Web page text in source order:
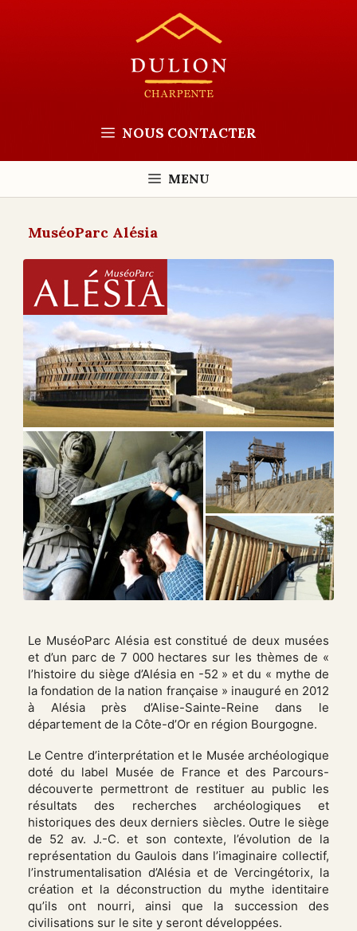
NOUS CONTACTER
MENU
MuséoParc Alésia
Le MuséoParc Alésia est constitué de deux musées
et d’un parc de 7 000 hectares sur les thèmes de «
l’histoire du siège d’Alésia en -52 » et du « mythe de
la fondation de la nation française » inauguré en 2012
à Alésia près d’Alise-Sainte-Reine dans le
département de la Côte-d’Or en région Bourgogne.
Le Centre d’interprétation et le Musée archéologique
doté du label Musée de France et des Parcours-
découverte permettront de restituer au public les
résultats des recherches archéologiques et
historiques des deux derniers siècles. Outre le siège
de 52 av. J.-C. et son contexte, l’évolution de la
représentation du Gaulois dans l’imaginaire collectif,
l’instrumentalisation d’Alésia et de Vercingétorix, la
création et la déconstruction du mythe identitaire
qu’ils ont nourri, ainsi que la succession des
civilisations sur le site y seront développées.